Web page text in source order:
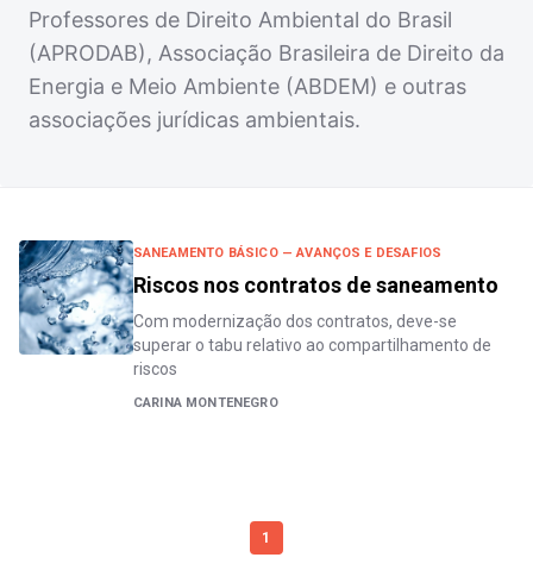
Professores de Direito Ambiental do Brasil
(APRODAB), Associação Brasileira de Direito da
Energia e Meio Ambiente (ABDEM) e outras
associações jurídicas ambientais.
SANEAMENTO BÁSICO — AVANÇOS E DESAFIOS
Riscos nos contratos de saneamento
Com modernização dos contratos, deve-se
superar o tabu relativo ao compartilhamento de
riscos
CARINA MONTENEGRO
1